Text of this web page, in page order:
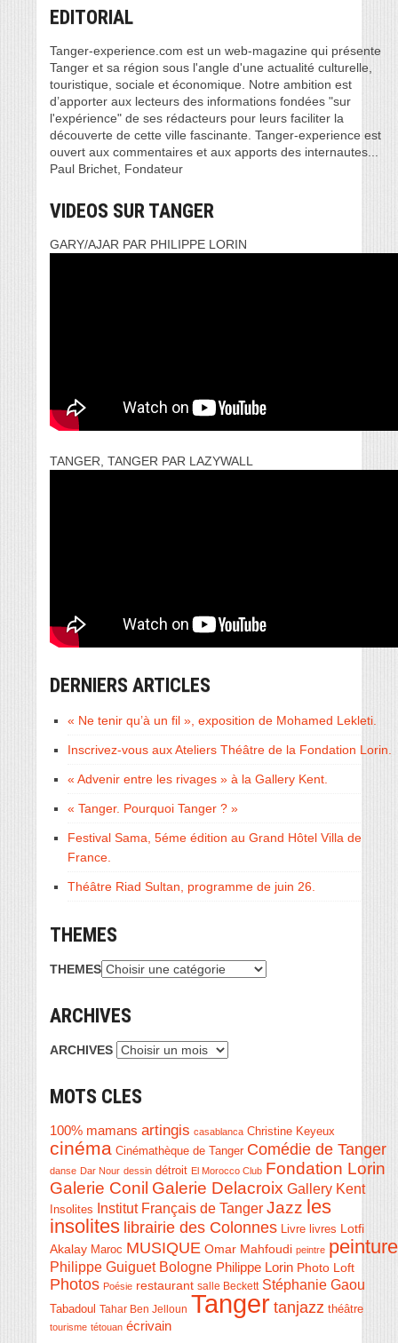
EDITORIAL
Tanger-experience.com est un web-magazine qui présente
Tanger et sa région sous l'angle d'une actualité culturelle,
touristique, sociale et économique. Notre ambition est
d’apporter aux lecteurs des informations fondées "sur
l'expérience" de ses rédacteurs pour leurs faciliter la
découverte de cette ville fascinante. Tanger-experience est
ouvert aux commentaires et aux apports des internautes...
Paul Brichet, Fondateur
VIDEOS SUR TANGER
GARY/AJAR PAR PHILIPPE LORIN
TANGER, TANGER PAR LAZYWALL
DERNIERS ARTICLES
« Ne tenir qu’à un fil », exposition de Mohamed Lekleti.
Inscrivez-vous aux Ateliers Théâtre de la Fondation Lorin.
« Advenir entre les rivages » à la Gallery Kent.
« Tanger. Pourquoi Tanger ? »
Festival Sama, 5éme édition au Grand Hôtel Villa de
France.
Théâtre Riad Sultan, programme de juin 26.
THEMES
THEMES
ARCHIVES
ARCHIVES
MOTS CLES
100% mamans artingis casablanca Christine Keyeux
cinéma Cinémathèque de Tanger Comédie de Tanger
danse Dar Nour dessin détroit El Morocco Club Fondation Lorin
Galerie Conil Galerie Delacroix Gallery Kent
Insolites Institut Français de Tanger Jazz les
insolites librairie des Colonnes Livre livres Lotfi
Akalay Maroc MUSIQUE Omar Mahfoudi peintre peinture
Philippe Guiguet Bologne Philippe Lorin Photo Loft
Photos Poésie restaurant salle Beckett Stéphanie Gaou
Tabadoul Tahar Ben Jelloun Tanger tanjazz théâtre
tourisme tétouan écrivain